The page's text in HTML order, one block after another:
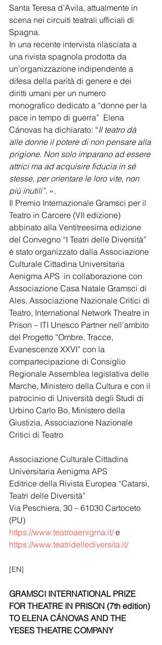
Santa Teresa d’Avila, attualmente in
scena nei circuiti teatrali ufficiali di
Spagna.
In una recente intervista rilasciata a
una rivista spagnola prodotta da
un’organizzazione indipendente a
difesa della parità di genere e dei
diritti umani per un numero
monografico dedicato a “donne per la
pace in tempo di guerra”  Elena
Cánovas ha dichiarato: “Il teatro dà
alle donne il potere di non pensare alla
prigione. Non solo imparano ad essere
attrici ma ad acquisire fiducia in sé
stesse, per orientare le loro vite, non
più inutili”. ».
Il Premio Internazionale Gramsci per il
Teatro in Carcere (VII edizione)
abbinato alla Ventitreesima edizione
del Convegno “I Teatri delle Diversità”
è stato organizzato dalla Associazione
Culturale Cittadina Universitaria
Aenigma APS  in collaborazione con
Associazione Casa Natale Gramsci di
Ales, Associazione Nazionale Critici di
Teatro, International Network Theatre in
Prison – ITI Unesco Partner nell’ambito
del Progetto “Ombre, Tracce,
Evanescenze XXVI” con la
compartecipazione di Consiglio
Regionale Assemblea legislativa delle
Marche, Ministero della Cultura e con il
patrocinio di Università degli Studi di
Urbino Carlo Bo, Ministero della
Giustizia, Associazione Nazionale
Critici di Teatro
Associazione Culturale Cittadina
Universitaria Aenigma APS
Editrice della Rivista Europea “Catarsi,
Teatri delle Diversità”
Via Peschiera, 30 – 61030 Cartoceto
(PU)
https://www.teatroaenigma.it/ e
https://www.teatridellediversita.it/
[EN]
GRAMSCI INTERNATIONAL PRIZE
FOR THEATRE IN PRISON (7th edition)
TO ELENA CÁNOVAS AND THE
YESES THEATRE COMPANY